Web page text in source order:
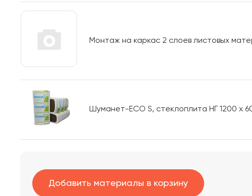
Монтаж на каркас 2 слоев листовых
Шуманет-ECO S, стеклоплита НГ 1200 х
Добавить материалы в корзину